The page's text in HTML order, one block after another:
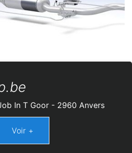
In T Goor - 2960 Anvers